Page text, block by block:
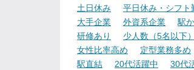
土日休み
平日休み・シフト
大手企業
外資系企業 駅
研修あり
少人数（5名以下
女性比率高め
定型業務多め
駅直結
20代活躍中 30代